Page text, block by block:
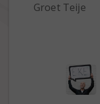
Groet Teije